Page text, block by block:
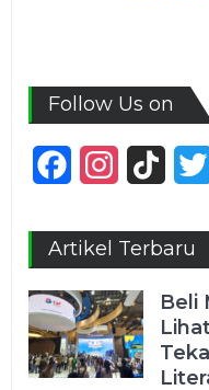
Follow Us on
FacebookInstagram
Artikel Terbaru
Beli